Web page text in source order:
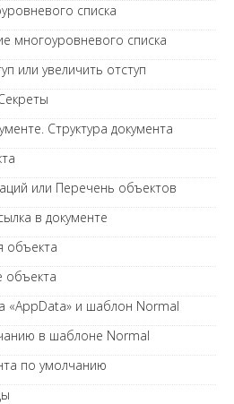
списка
многоуровневого списка
или увеличить отступ
Структура документа
или Перечень объектов
в документе
объекта
объекта
«AppData» и шаблон Normal
в шаблоне Normal
по умолчанию